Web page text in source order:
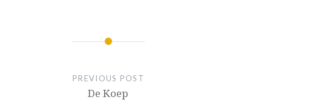
PREVIOUS POST
De Koep